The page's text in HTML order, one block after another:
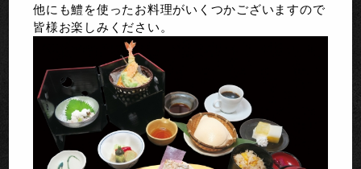
他にも鱧を使ったお料理がいくつかございますので
皆様お楽しみください。